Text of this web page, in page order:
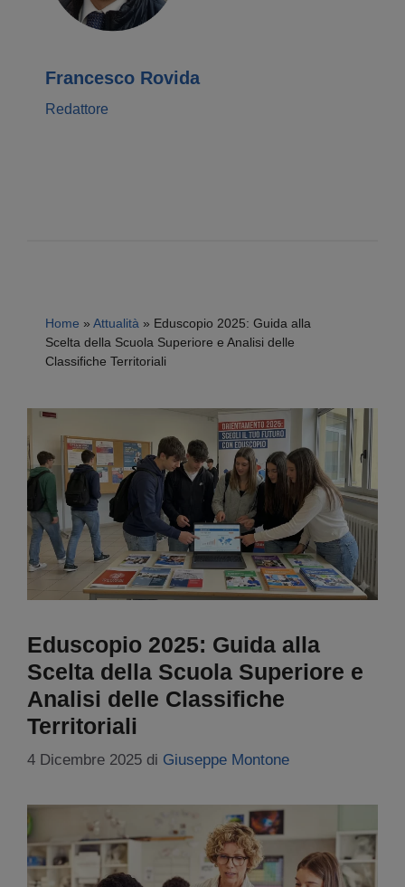
Francesco Rovida
Redattore
Home » Attualità » Eduscopio 2025: Guida alla
Scelta della Scuola Superiore e Analisi delle
Classifiche Territoriali
Eduscopio 2025: Guida alla
Scelta della Scuola Superiore e
Analisi delle Classifiche
Territoriali
4 Dicembre 2025 di Giuseppe Montone